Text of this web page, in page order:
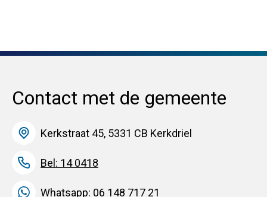
Contact met de gemeente
Kerkstraat 45, 5331 CB Kerkdriel
Bel: 14 0418
Whatsapp: 06 148 717 21